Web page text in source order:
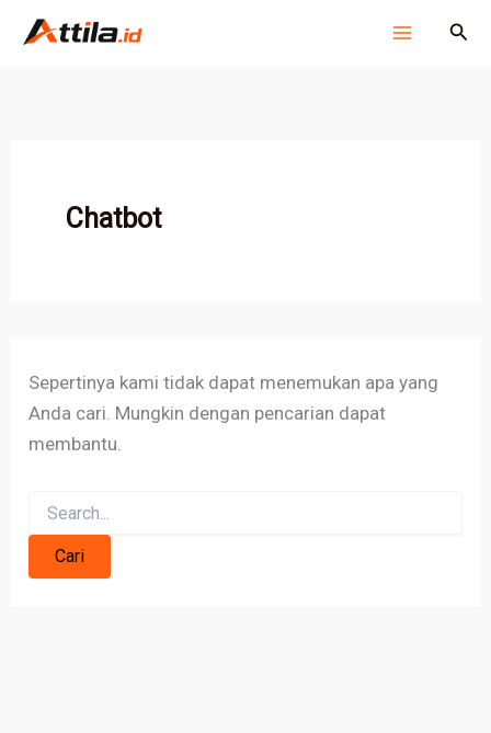
Lewati
Cari
Chatbot
Sepertinya kami tidak dapat menemukan apa yang
Anda cari. Mungkin dengan pencarian dapat
membantu.
untuk: